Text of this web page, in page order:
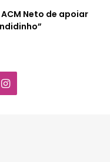
Neto de apoiar
I